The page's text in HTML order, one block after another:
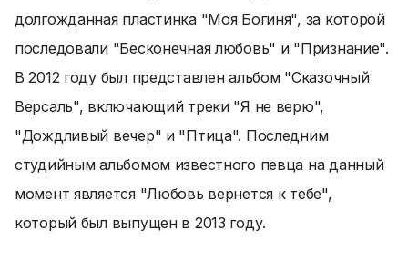
долгожданная пластинка "Моя Богиня", за которой
последовали "Бесконечная любовь" и "Признание".
В 2012 году был представлен альбом "Сказочный
Версаль", включающий треки "Я не верю",
"Дождливый вечер" и "Птица". Последним
студийным альбомом известного певца на данный
момент является "Любовь вернется к тебе",
который был выпущен в 2013 году.